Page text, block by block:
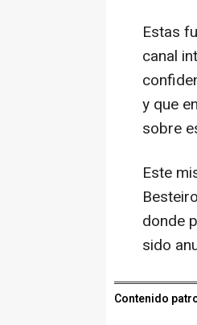
Estas
canal
y que
sobre
Este
donde
sido
Contenido